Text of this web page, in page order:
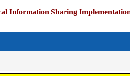
Sharing